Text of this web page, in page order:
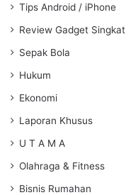
Tips Android / iPhone
Review Gadget Singkat
Sepak Bola
Hukum
Ekonomi
Laporan Khusus
U T A M A
Olahraga & Fitness
Bisnis Rumahan